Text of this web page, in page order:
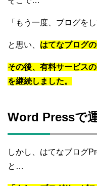
「もう一度、ブログを
と思い、 はてなブログ
その後、有料サービス
を継続しました。
Word Pressで
しかし、はてなブログ
と…